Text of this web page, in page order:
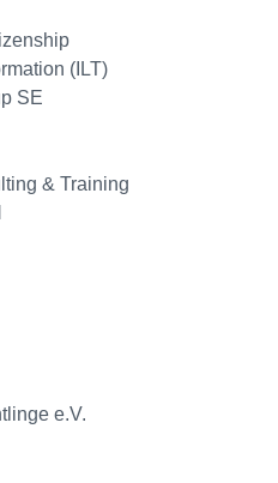
(ILT)
SE
& Training
e.V.